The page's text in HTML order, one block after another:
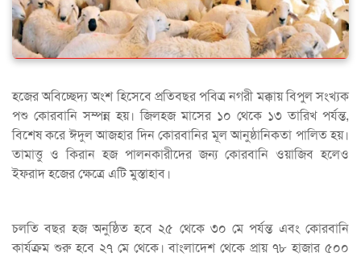
হজের অবিচ্ছেদ্য অংশ হিসেবে প্রতিবছর পবিত্র নগরী মক্কায় বিপুল সংখ্যক
পশু কোরবানি সম্পন্ন হয়। জিলহজ মাসের ১০ থেকে ১৩ তারিখ পর্যন্ত,
বিশেষ করে ঈদুল আজহার দিন কোরবানির মূল আনুষ্ঠানিকতা পালিত হয়।
তামাত্তু ও কিরান হজ পালনকারীদের জন্য কোরবানি ওয়াজিব হলেও
ইফরাদ হজের ক্ষেত্রে এটি মুস্তাহাব।
চলতি বছর হজ অনুষ্ঠিত হবে ২৫ থেকে ৩০ মে পর্যন্ত এবং কোরবানি
কার্যক্রম শুরু হবে ২৭ মে থেকে। বাংলাদেশ থেকে প্রায় ৭৮ হাজার ৫০০